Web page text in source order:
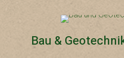
Bau &